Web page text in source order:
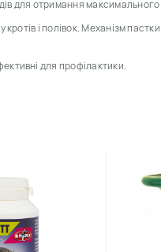
для отримання
кротів і полівок. Механізм
для профілактики.